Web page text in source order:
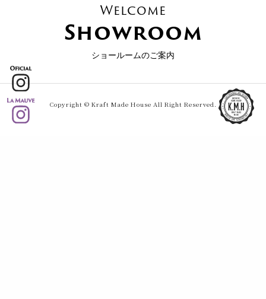
Welcome
Showroom
ショールームのご案内
Copyright © Kraft Made House All Right Reserved.